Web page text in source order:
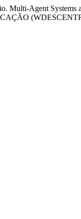
Agent Systems